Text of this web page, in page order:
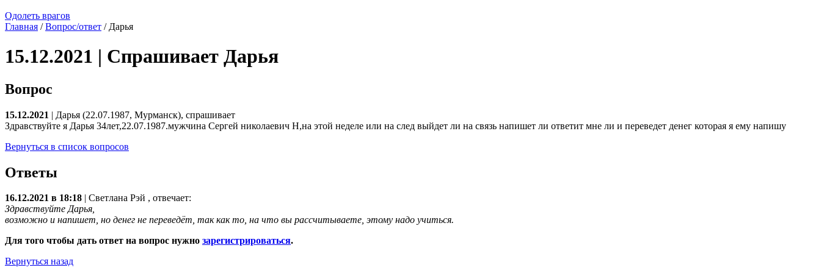
Одолеть врагов
Главная /Вопрос/ответ / Дарья
15.12.2021 | Спрашивает Дарья
Вопрос
15.12.2021 | Дарья (22.07.1987, Мурманск), спрашивает
Здравствуйте я Дарья 34лет,22.07.1987.мужчина Сергей николаевич Н,на этой неделе или на след выйдет ли на связь напишет ли ответит мне ли и переведет денег которая я ему напишу
Вернуться в список вопросов
Ответы
16.12.2021 в 18:18 Светлана Рэй , отвечает:
Здравствуйте Дарья,
возможно и напишет, но денег не переведёт, так как то, на что вы рассчитываете, этому надо учиться.
Для того чтобы дать ответ на вопрос нужно зарегистрироваться.
Вернуться назад